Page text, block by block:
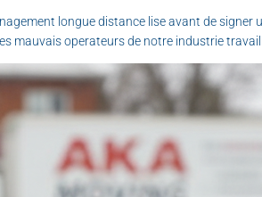
longue distance lise avant de
mauvais operateurs de notre industrie